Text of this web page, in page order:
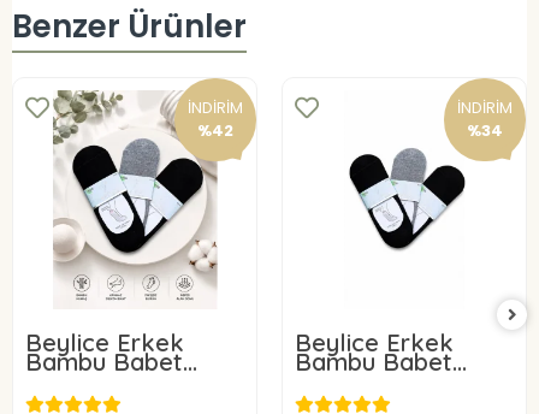
Benzer Ürünler
İNDİRİM
%42
Beylice Erkek
Bambu Babet
Çorap 6 Adet
İNDİRİM
%34
Beylice Erkek
Bambu Babet
Çorap 3 Adet